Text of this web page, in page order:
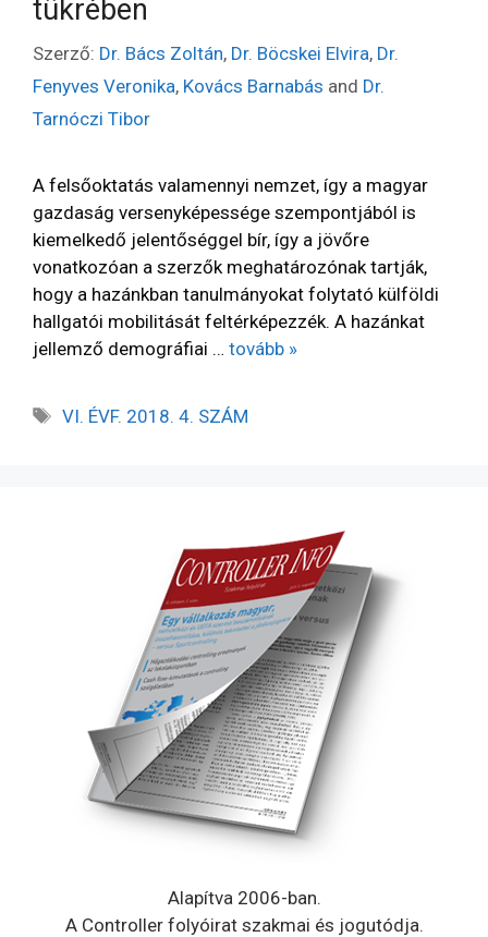
tükrében
Szerző: Dr. Bács Zoltán, Dr. Böcskei Elvira, Dr.
Fenyves Veronika, Kovács Barnabás and Dr.
Tarnóczi Tibor
A felsőoktatás valamennyi nemzet, így a magyar
gazdaság versenyképessége szempontjából is
kiemelkedő jelentőséggel bír, így a jövőre
vonatkozóan a szerzők meghatározónak tartják,
hogy a hazánkban tanulmányokat folytató külföldi
hallgatói mobilitását feltérképezzék. A hazánkat
jellemző demográfiai … tovább »
VI. ÉVF. 2018. 4. SZÁM
Alapítva 2006-ban.
A Controller folyóirat szakmai és jogutódja.